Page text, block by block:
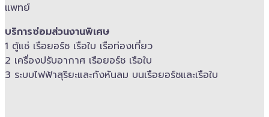
แพทย์
บริการซ่อมส่วนงานพิเศษ
1 ตู้แช่ เรือยอร์ช เรือใบ เรือท่องเที่ยว
2 เครื่องปรับอากาศ เรือยอร์ช เรือใบ
3 ระบบไฟฟ้าสุริยะและกังหันลม บนเรือยอร์ช​และเรือใบ